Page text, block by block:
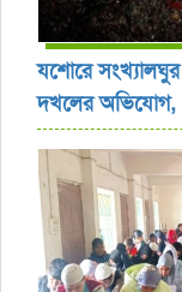
যশোরে
দখলের অভিযোগ,